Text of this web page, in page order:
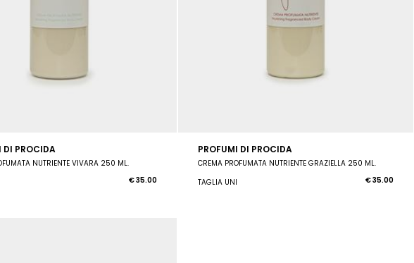
DI PROCIDA
NUTRIENTE VIVARA 250 ML.
€ 35.00
PROFUMI DI PROCIDA
CREMA PROFUMATA NUTRIENTE GRAZIELLA 250 ML.
TAGLIA UNI
€ 35.00